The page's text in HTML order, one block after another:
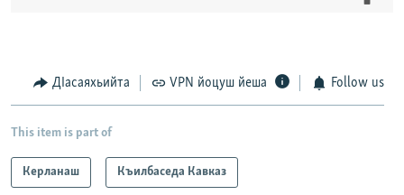
ДIасаяхьийта VPN йоцуш йеша Follow us
This item is part of
Керланаш Къилбаседа Кавказ